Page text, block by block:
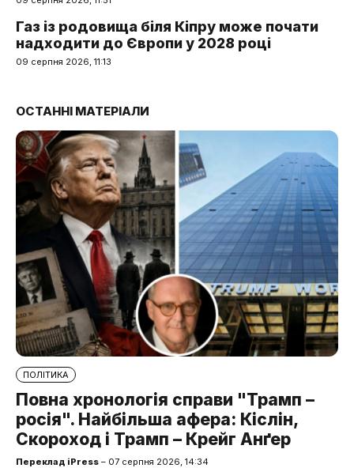
Газ із родовища біля Кіпру може почати
надходити до Європи у 2028 році
09 серпня 2026, 11:13
ОСТАННІ МАТЕРІАЛИ
ПОЛІТИКА
Повна хронологія справи "Трамп –
росія". Найбільша афера: Кіслін,
Скороход і Трамп – Крейг Анґер
Переклад iPress – 07 серпня 2026, 14:34